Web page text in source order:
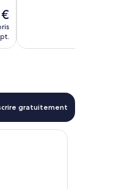
gratuitement